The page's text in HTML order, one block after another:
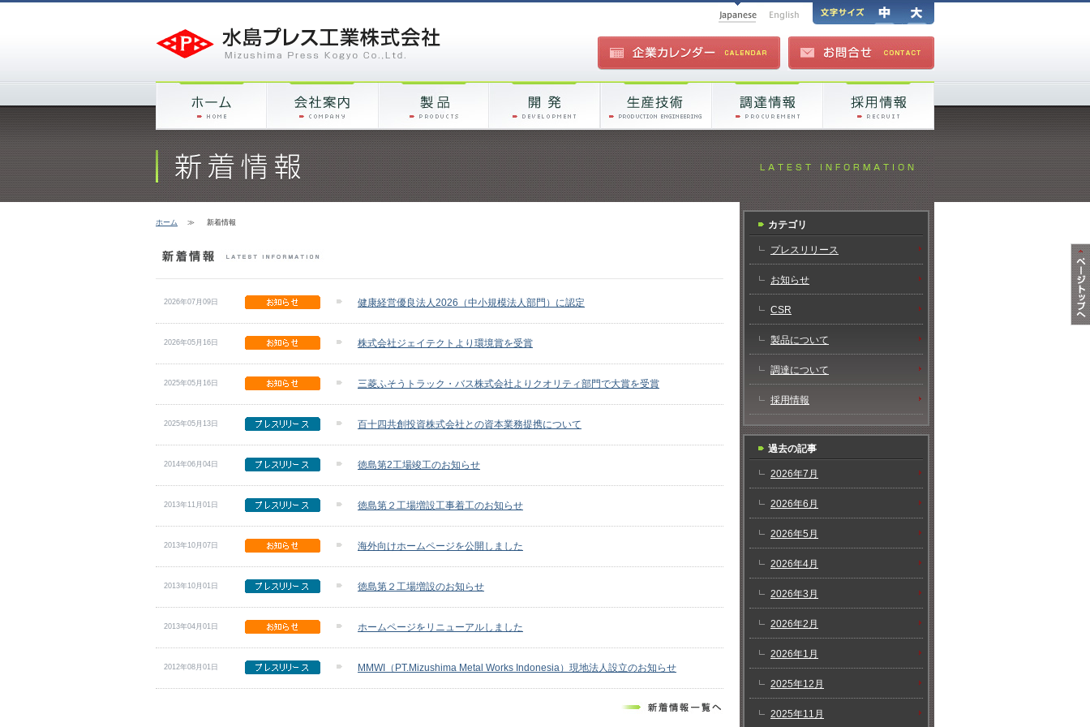
ホーム ≫ 新着情報
2026年07月09日 健康経営優良法人2026（中小規模法人部門）に認定
2026年05月16日 株式会社ジェイテクトより環境賞を受賞
2025年05月16日 三菱ふそうトラック・バス株式会社よりクオリティ部門で大賞を受賞
2025年05月13日 百十四共創投資株式会社との資本業務提携について
2014年06月04日 徳島第2工場竣工のお知らせ
2013年11月01日 徳島第２工場増設工事着工のお知らせ
2013年10月07日 海外向けホームページを公開しました
2013年10月01日 徳島第２工場増設のお知らせ
2013年04月01日 ホームページをリニューアルしました
2012年08月01日 MMWI（PT.Mizushima Metal Works Indonesia）現地法人設立のお知らせ
カテゴリ
プレスリリース
お知らせ
CSR
製品について
調達について
採用情報
過去の記事
2026年7月
2026年6月
2026年5月
2026年4月
2026年3月
2026年2月
2026年1月
2025年12月
2025年11月